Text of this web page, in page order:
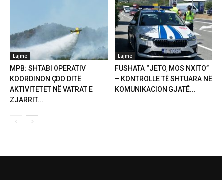
Lajme
MPB: SHTABI OPERATIV
KOORDINON ÇDO DITË
AKTIVITETET NË VATRAT E
ZJARRIT...
Lajme
FUSHATA “JETO, MOS NXITO”
– KONTROLLE TË SHTUARA NË
KOMUNIKACION GJATË...